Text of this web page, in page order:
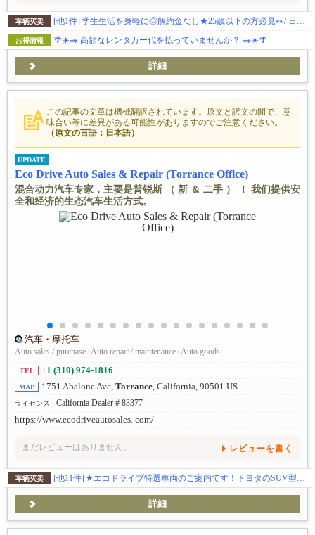
车辆买卖 [他1件] 学生生活を身軽に◎解約金なし★25歳以下の方必見👀/ 日本語対応 / メンテナンス費用込/プリウスの燃費◎経済的に使える！
お得情報 🌴☀️🚗 高額なレンタカー代を払っていませんか？ 🚗☀️🌴
詳細
この記事の文章は機械翻訳されています。原文と訳文の間で、意
味合い等に差異がある可能性がありますのでご注意ください。
（原文の言語：日本語）
UPDATE
Eco Drive Auto Sales & Repair (Torrance Office)
混合动力汽车专家，主要是普锐斯 （ 新 ＆ 二手 ） ！ 我们提供安
全和经济的生态汽车生活方式。
汽车・摩托车
Auto sales / purchase/Auto repair / maintenance/Auto goods
TEL +1 (310) 974-1816
MAP 1751 Abalone Ave, Torrance, California, 90501 US
ライセンス : California Dealer # 83377
https://www.ecodriveautosales. com/
まだレビューはありません。 レビューを書く
车辆买卖 [他11件] ★エコドライブ特選車両のご案内です！トヨタのSUV型電気自動車！ 車両詳細＆試乗のお申込みはトーランス店までご連絡下さい 310-974-1816 TEL / 424-377-2677 テキストです。
詳細